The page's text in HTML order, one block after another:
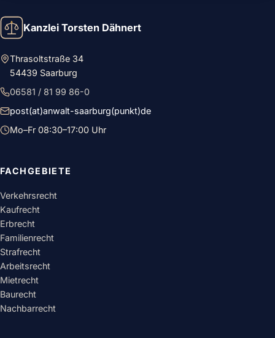
Kanzlei Torsten Dähnert
Thrasoltstraße 34
54439 Saarburg
06581 / 81 99 86-0
post(at)anwalt-saarburg(punkt)de
Mo–Fr 08:30–17:00 Uhr
FACHGEBIETE
Verkehrsrecht
Kaufrecht
Erbrecht
Familienrecht
Strafrecht
Arbeitsrecht
Mietrecht
Baurecht
Nachbarrecht